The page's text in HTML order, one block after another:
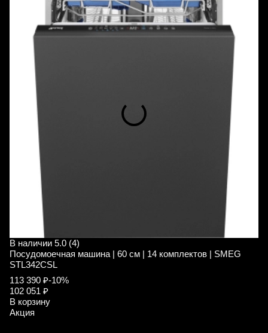
В наличии 5.0 (4)
Посудомоечная машина | 60 см | 14 комплектов | SMEG
STL342CSL
113 390 ₽-10%
102 051 ₽
В корзину
Акция